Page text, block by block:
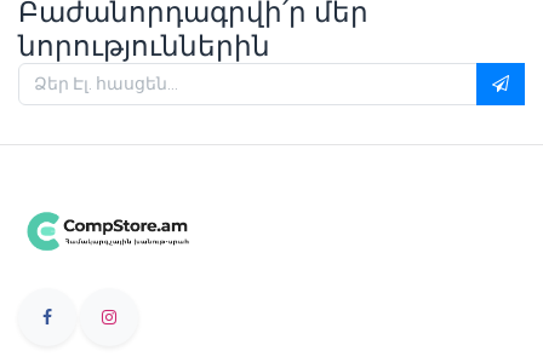
Բաժանորդագրվի՛ր մեր
նորություններին